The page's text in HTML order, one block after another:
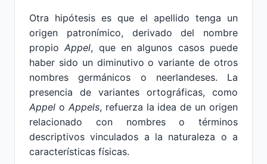
Otra hipótesis es que el apellido tenga un
origen patronímico, derivado del nombre
propioAppel, que en algunos casos puede
haber sido un diminutivo o variante de otros
nombres germánicos o neerlandeses. La
presencia de variantes ortográficas, como
Appel o Appels, refuerza la idea de un origen
relacionado con nombres o términos
descriptivos vinculados a la naturaleza o a
características físicas.